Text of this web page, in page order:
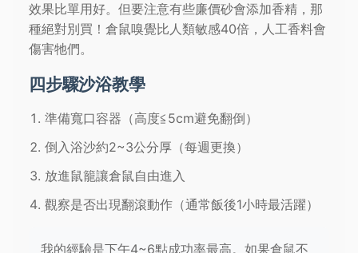
效果比單用好。但要注意有些廉價砂會添加香精，那
種絕對別買！倉鼠嗅覺比人類敏感40倍，人工香料會
傷害牠們。
四步驟沙浴教學
準備寬口容器（高度≦5cm避免翻倒）
倒入浴沙約2~3公分厚（每週更換）
放進鼠籠讓倉鼠自由進入
觀察是否出現翻滾動作（通常飯後1小時最活躍）
我的經驗是下午4~6點成功率最高。如果倉鼠不